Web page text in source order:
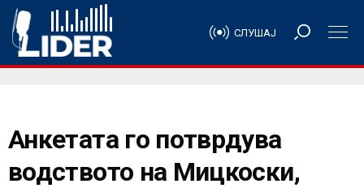
СЛУШАЈ
Анкетата го потврдува
водството на Мицкоски,